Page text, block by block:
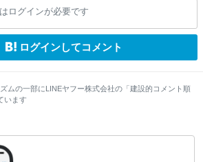
ww w wwwww
ログインが必要です
ログインしてコメント
ムの一部にLINEヤフー株式会社の「建設的コメント順
います